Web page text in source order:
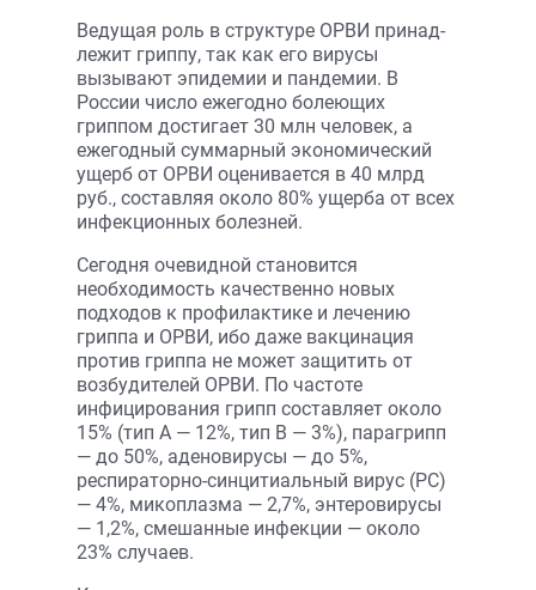
Ведущая роль в структуре ОРВИ принад­
лежит гриппу, так как его вирусы
вызывают эпидемии и пандемии. В
России число ежегодно болеющих
гриппом достигает 30 млн человек, а
ежегодный суммарный экономический
ущерб от ОРВИ оценивается в 40 млрд
руб., составляя около 80% ущерба от всех
инфекционных болезней.
Сегодня очевидной становится
необходимость качественно новых
подходов к профилактике и лечению
гриппа и ОРВИ, ибо даже вакцинация
против гриппа не может защитить от
возбудителей ОРВИ. По частоте
инфицирования грипп составляет около
15% (тип А — 12%, тип В — 3%), парагрипп
— до 50%, аденовирусы — до 5%,
респираторно-синцитиальный вирус (РС)
— 4%, микоплазма — 2,7%, энтеровирусы
— 1,2%, смешанные инфекции — около
23% случаев.